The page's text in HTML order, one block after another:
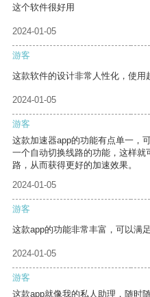
这个软件很好用
2024-01-05
游客
这款软件的设计非常人性化，使用
2024-01-05
游客
这款加速器app的功能有点单一，
一个自动切换线路的功能，这样
路，从而获得更好的加速效果。
2024-01-05
游客
这款app的功能非常丰富，可以满
2024-01-05
游客
这款app就像我的私人助理，随时